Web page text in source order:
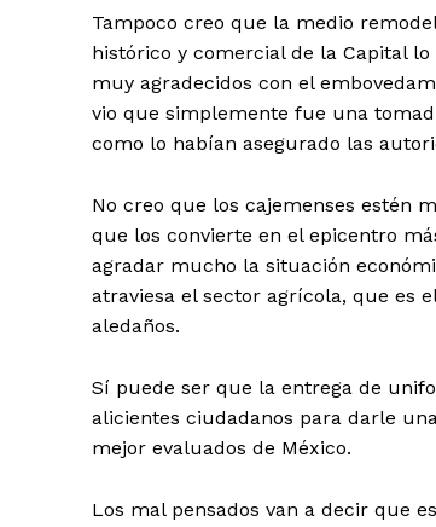
Tampoco creo que la medio
histórico y comercial de la Capital
muy agradecidos con el
vio que simplemente fue una
como lo habían asegurado las
No creo que los cajemenses estén
que los convierte en el epicentro
agradar mucho la situación
atraviesa el sector agrícola, que es
aledaños.
Sí puede ser que la entrega de
alicientes ciudadanos para darle
mejor evaluados de México.
Los mal pensados van a decir que